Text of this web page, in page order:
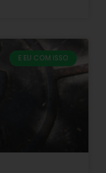
E EU COM ISSO